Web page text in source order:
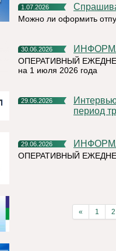
1.07.2026
Можно ли оформить
30.06.2026
ОПЕРАТИВНЫЙ
на 1 июля 2026 года
29.06.2026
Интервью руководителя на тему «Назначение пособия на
период
29.06.2026
ОПЕРАТИВНЫЙ
« 1 2